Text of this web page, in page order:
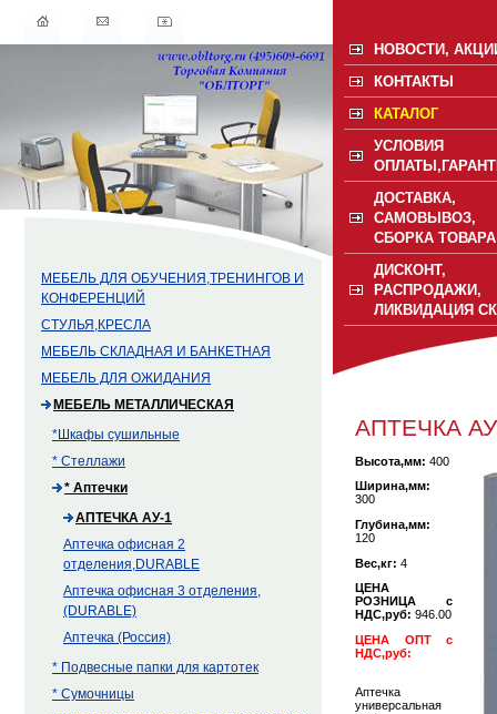
МЕБЕЛЬ ДЛЯ ОБУЧЕНИЯ,ТРЕНИНГОВ И
КОНФЕРЕНЦИЙ
СТУЛЬЯ,КРЕСЛА
МЕБЕЛЬ СКЛАДНАЯ И БАНКЕТНАЯ
МЕБЕЛЬ ДЛЯ ОЖИДАНИЯ
МЕБЕЛЬ МЕТАЛЛИЧЕСКАЯ
*Шкафы сушильные
* Стеллажи
* Аптечки
АПТЕЧКА АУ-1
Аптечка офисная 2
отделения,DURABLE
Аптечка офисная 3 отделения,
(DURABLE)
Аптечка (Россия)
* Подвесные папки для картотек
* Сумочницы
НОВОСТИ,
КОНТАКТЫ
КАТАЛОГ
УСЛОВИЯ
ДОСТАВКА,
САМОВЫВОЗ,
СБОРКА ТОВАРА
ДИСКОНТ,
РАСПРОДАЖИ,
ЛИКВИДАЦИЯ
АПТЕЧКА
Высота,мм: 400
Ширина,мм:
300
Глубина,мм:
120
Вес,кг: 4
ЦЕНА
РОЗНИЦА с
НДС,руб: 946.00
ЦЕНА ОПТ с
НДС,руб:
Аптечка
универсальная